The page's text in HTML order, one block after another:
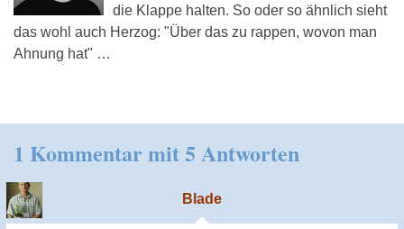
die Klappe halten. So oder so ähnlich sieht
das wohl auch Herzog: "Über das zu rappen, wovon man
Ahnung hat" …
1 Kommentar mit 5 Antworten
Blade